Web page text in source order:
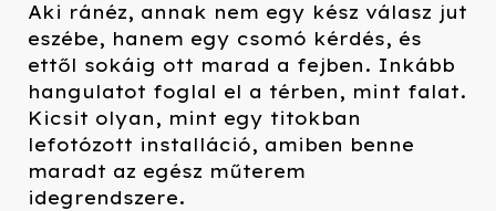
Aki ránéz, annak nem egy kész válasz jut
eszébe, hanem egy csomó kérdés, és
ettől sokáig ott marad a fejben. Inkább
hangulatot foglal el a térben, mint falat.
Kicsit olyan, mint egy titokban
lefotózott installáció, amiben benne
maradt az egész műterem
idegrendszere.